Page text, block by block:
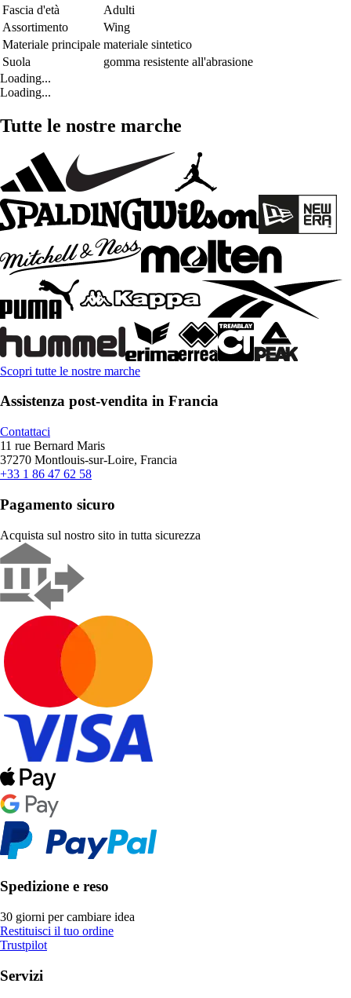
Fascia d'età
Adulti
Assortimento
Wing
Materiale principale materiale sintetico
Suola
gomma resistente all'abrasione
Loading...
Loading...
Tutte le nostre marche
Scopri tutte le nostre marche
Assistenza post-vendita in Francia
Contattaci
11 rue Bernard Maris
37270 Montlouis-sur-Loire, Francia
+33 1 86 47 62 58
Pagamento sicuro
Acquista sul nostro sito in tutta sicurezza
Spedizione e reso
30 giorni per cambiare idea
Restituisci il tuo ordine
Trustpilot
Servizi